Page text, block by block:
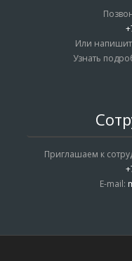
Или
Узнать
Приглашаем к
E-mail: